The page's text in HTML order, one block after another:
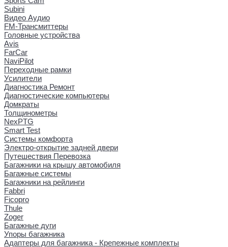
Subini
Видео Аудио
FM-Трансмиттеры
Головные устройства
Avis
FarCar
NaviPilot
Переходные рамки
Усилители
Диагностика Ремонт
Диагностические компьютеры
Домкраты
Толщинометры
NexPTG
Smart Test
Системы комфорта
Электро-открытие задней двери
Путешествия Перевозка
Багажники на крышу автомобиля
Багажные системы
Багажники на рейлинги
Fabbri
Ficopro
Thule
Zoger
Багажные дуги
Упоры багажника
Адаптеры для багажника - Крепежные комплекты